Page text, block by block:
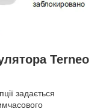
Terneo
задається